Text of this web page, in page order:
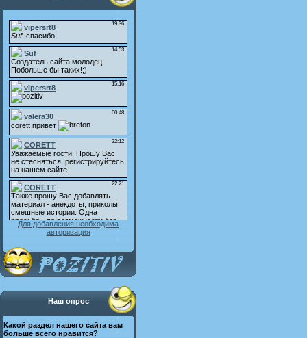
Для добавления необходима
авторизация
Наш опрос
Какой раздел нашего сайта вам
больше всего нравится?